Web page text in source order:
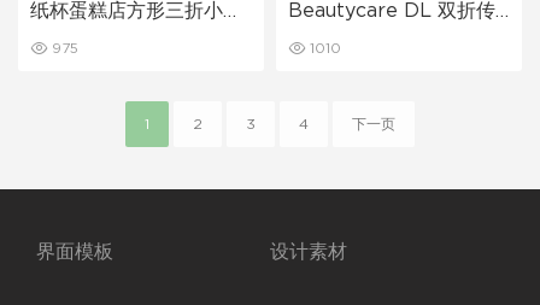
纸杯蛋糕店方形三折小册
975
Beautycare DL 双折传
1010
1 2 3 4 下一页
界面模板 设计素材